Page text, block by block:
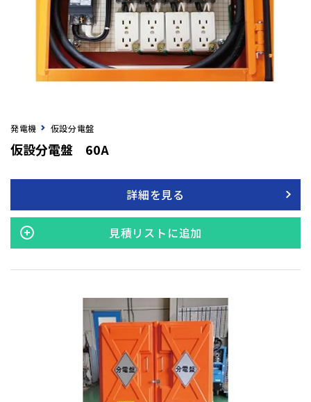
発電機 仮設分電盤
仮設分電盤 60A
詳細を見る
見積リストに追加